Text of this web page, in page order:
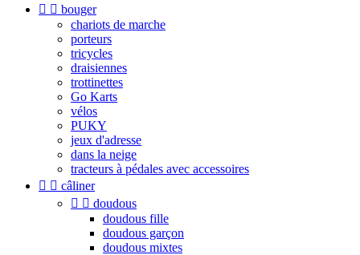
  bouger
chariots de marche
porteurs
tricycles
draisiennes
trottinettes
Go Karts
vélos
PUKY
jeux d'adresse
dans la neige
tracteurs à pédales avec accessoires
  câliner
  doudous
doudous fille
doudous garçon
doudous mixtes